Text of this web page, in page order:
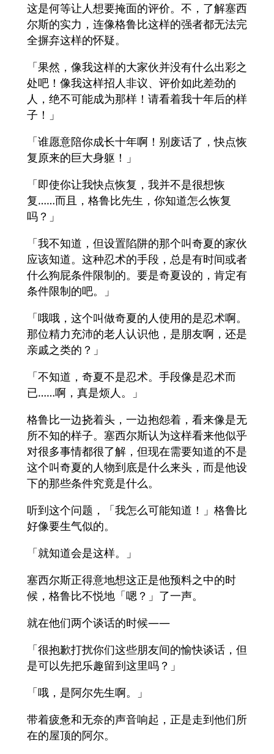
这是何等让人想要掩面的评价。不，了解塞西
尔斯的实力，连像格鲁比这样的强者都无法完
全摒弃这样的怀疑。
「果然，像我这样的大家伙并没有什么出彩之
处吧！像我这样招人非议、评价如此差劲的
人，绝不可能成为那样！请看着我十年后的样
子！」
「谁愿意陪你成长十年啊！别废话了，快点恢
复原来的巨大身躯！」
「即使你让我快点恢复，我并不是很想恢
复……而且，格鲁比先生，你知道怎么恢复
吗？」
「我不知道，但设置陷阱的那个叫奇夏的家伙
应该知道。这种忍术的手段，总是有时间或者
什么狗屁条件限制的。要是奇夏设的，肯定有
条件限制的吧。」
「哦哦，这个叫做奇夏的人使用的是忍术啊。
那位精力充沛的老人认识他，是朋友啊，还是
亲戚之类的？」
「不知道，奇夏不是忍术。手段像是忍术而
已……啊，真是烦人。」
格鲁比一边挠着头，一边抱怨着，看来像是无
所不知的样子。塞西尔斯认为这样看来他似乎
对很多事情都很了解，但现在需要知道的不是
这个叫奇夏的人物到底是什么来头，而是他设
下的那些条件究竟是什么。
听到这个问题，「我怎么可能知道！」格鲁比
好像要生气似的。
「就知道会是这样。」
塞西尔斯正得意地想这正是他预料之中的时
候，格鲁比不悦地「嗯？」了一声。
就在他们两个谈话的时候——
「很抱歉打扰你们这些朋友间的愉快谈话，但
是可以先把乐趣留到这里吗？」
「哦，是阿尔先生啊。」
带着疲惫和无奈的声音响起，正是走到他们所
在的屋顶的阿尔。